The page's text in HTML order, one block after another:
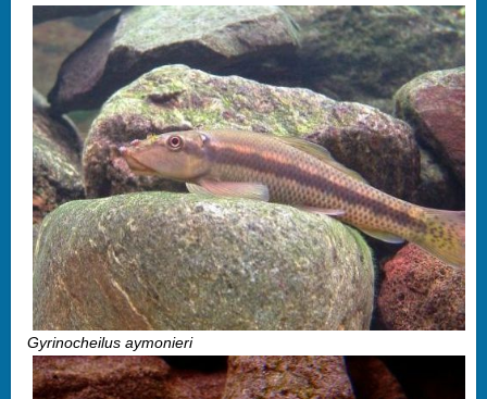
Gyrinocheilus aymonieri